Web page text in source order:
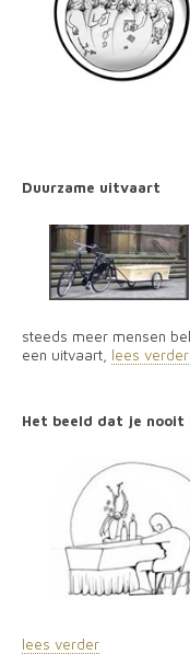
Duurzame uitvaart
steeds meer mensen
een uitvaart, lees verder
Het beeld dat je
lees verder